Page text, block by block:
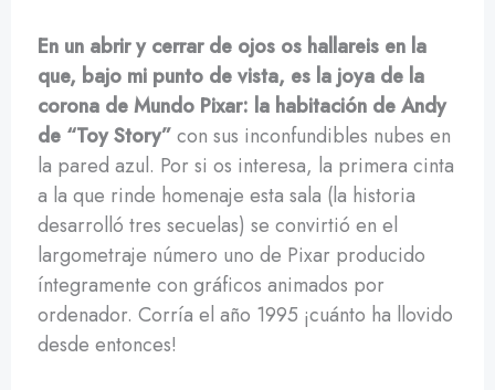
En un abrir y cerrar de ojos os hallareis en la
que, bajo mi punto de vista, es la joya de la
corona de Mundo Pixar: la habitación de Andy
de “Toy Story”con sus inconfundibles nubes en
la pared azul. Por si os interesa, la primera cinta
a la que rinde homenaje esta sala (la historia
desarrolló tres secuelas) se convirtió en el
largometraje número uno de Pixar producido
íntegramente con gráficos animados por
ordenador. Corría el año 1995 ¡cuánto ha llovido
desde entonces!